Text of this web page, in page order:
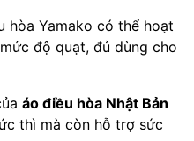
hòa Yamako có thể hoạt
độ quạt, đủ dùng cho
áo điều hòa Nhật Bản
thì mà còn hỗ trợ sức